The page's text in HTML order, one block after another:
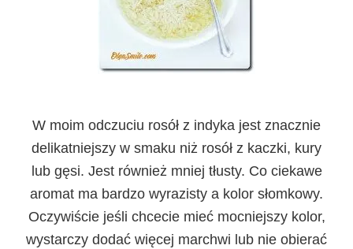
W moim odczuciu rosół z indyka jest znacznie
delikatniejszy w smaku niż rosół z kaczki, kury
lub gęsi. Jest również mniej tłusty. Co ciekawe
aromat ma bardzo wyrazisty a kolor słomkowy.
Oczywiście jeśli chcecie mieć mocniejszy kolor,
wystarczy dodać więcej marchwi lub nie obierać